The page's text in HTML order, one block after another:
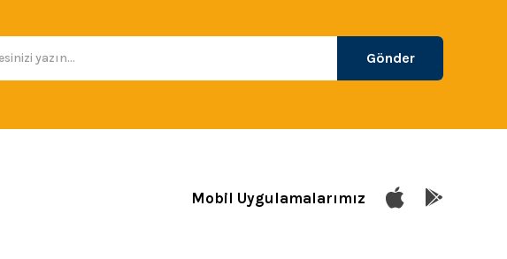
Gönder
Mobil Uygulamalarımız